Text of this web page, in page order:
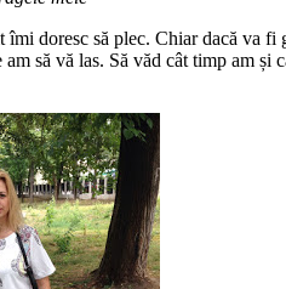
doresc să plec. Chiar dacă va
să vă las. Să văd cât timp am